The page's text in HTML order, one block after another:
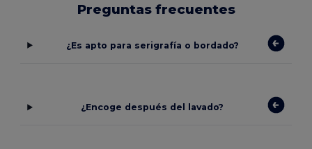
Preguntas frecuentes
¿Es apto para serigrafía o bordado?
¿Encoge después del lavado?